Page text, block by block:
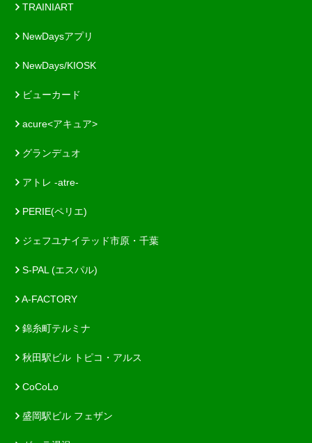
TRAINIART
NewDaysアプリ
NewDays/KIOSK
ビューカード
acure<アキュア>
グランデュオ
アトレ -atre-
PERIE(ペリエ)
ジェフユナイテッド市原・千葉
S-PAL (エスパル)
A-FACTORY
錦糸町テルミナ
秋田駅ビル トピコ・アルス
CoCoLo
盛岡駅ビル フェザン